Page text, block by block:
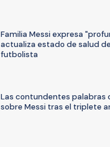
Familia Messi expresa
actualiza estado de salud
futbolista
Las contundentes palabras
sobre Messi tras el triplete